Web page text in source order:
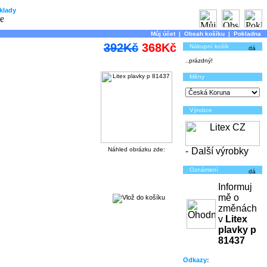
Můj účet | Obsah košíku | Pokladna
392Kč 368Kč
Náhled obrázku zde:
Nákupní košík
..prázdný!
Měny
Výrobce
- Další výrobky
Oznámení
Informuj
mě o
změnách
v Litex
plavky p
81437
Odkazy: